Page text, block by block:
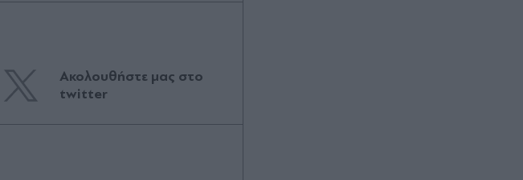
Ακολουθήστε μας στο
twitter